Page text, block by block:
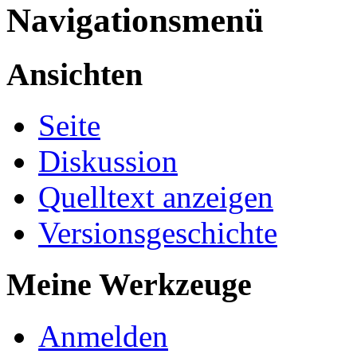
Navigationsmenü
Ansichten
Seite
Diskussion
Quelltext anzeigen
Versionsgeschichte
Meine Werkzeuge
Anmelden